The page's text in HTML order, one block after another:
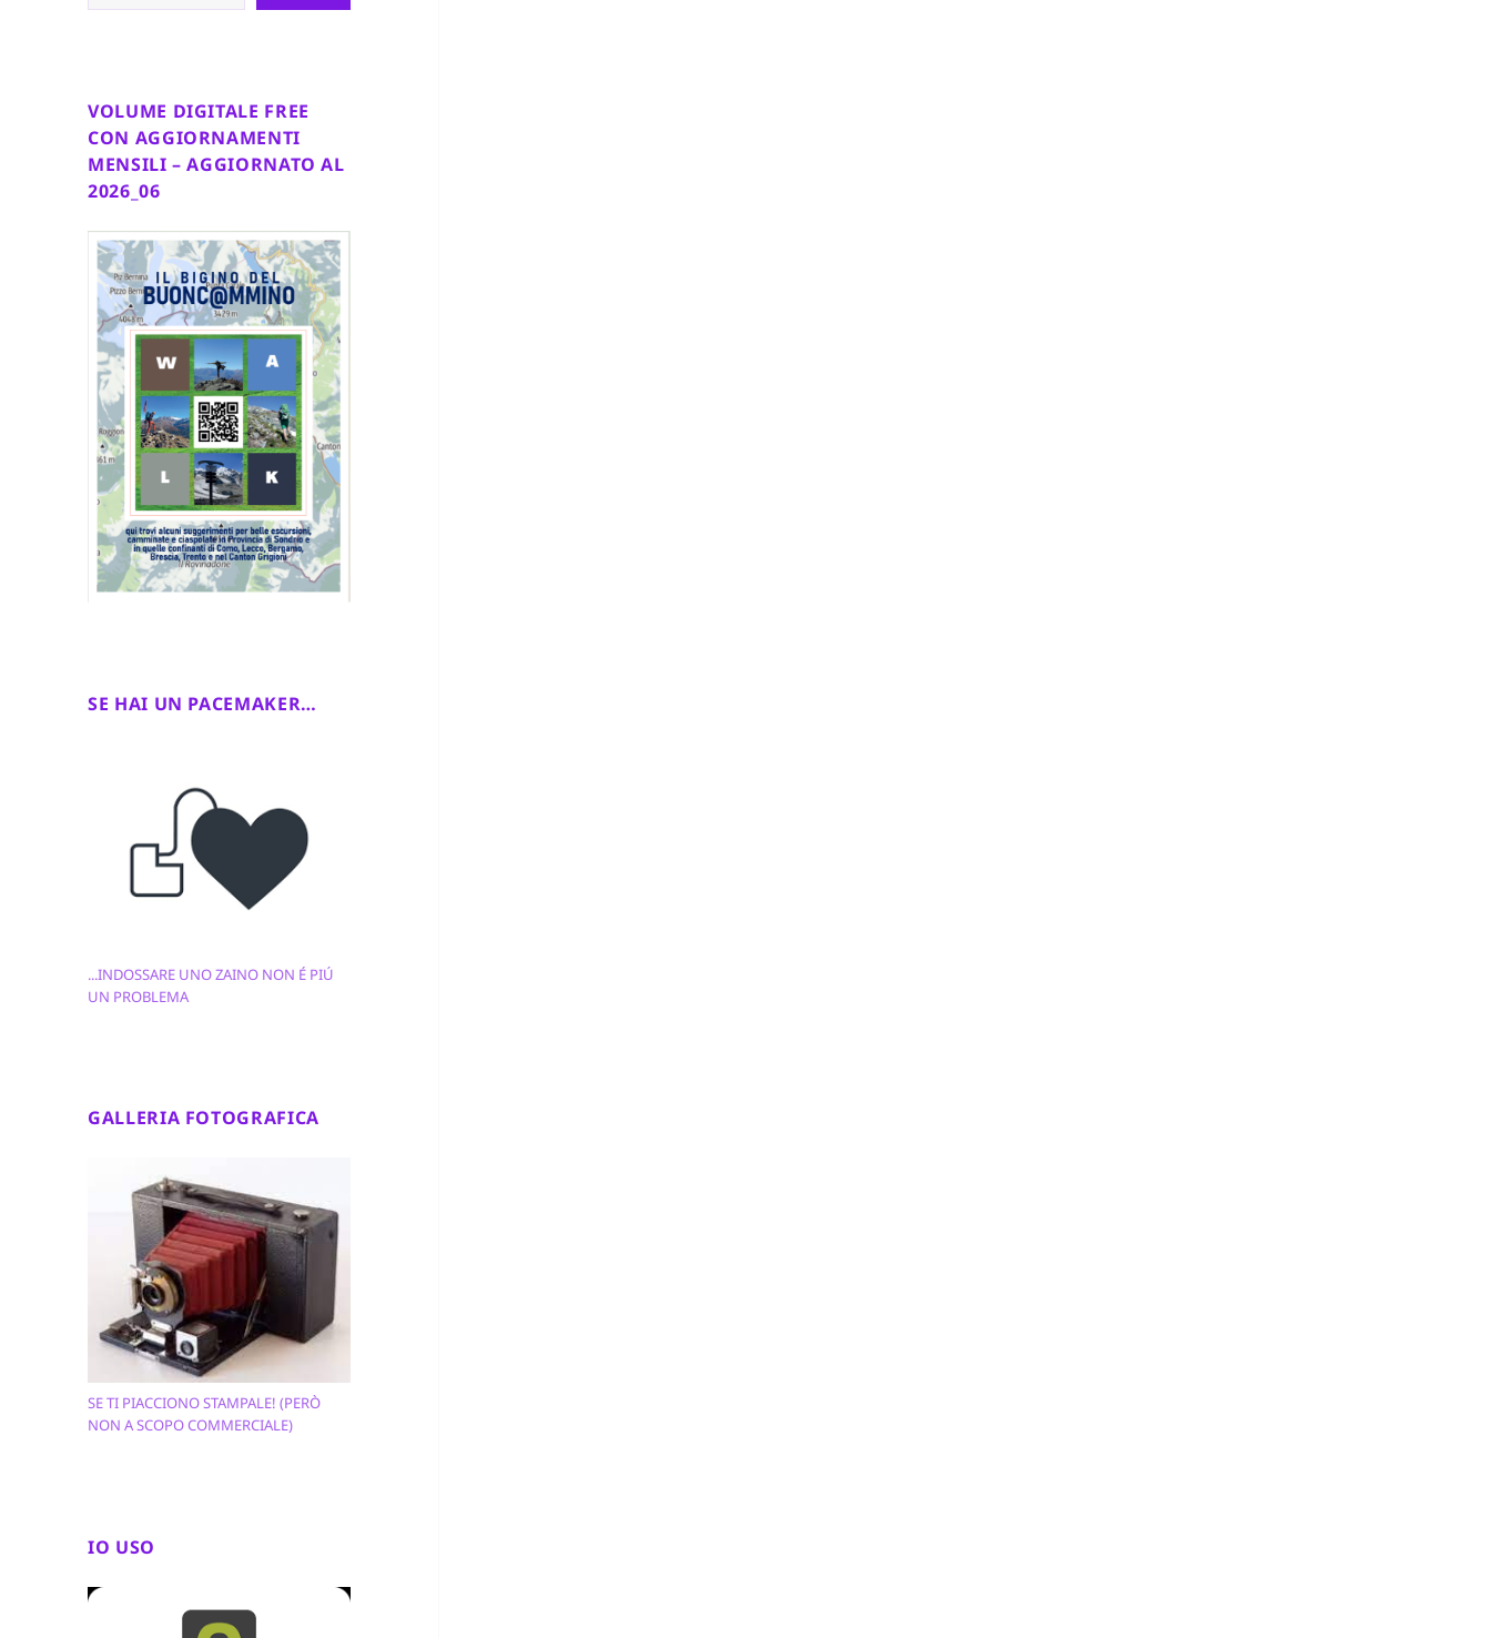
VOLUME DIGITALE FREE
CON AGGIORNAMENTI
MENSILI – AGGIORNATO AL
2026_06
SE HAI UN PACEMAKER…
...INDOSSARE UNO ZAINO NON É PIÚ
UN PROBLEMA
GALLERIA FOTOGRAFICA
SE TI PIACCIONO STAMPALE! (PERÒ
NON A SCOPO COMMERCIALE)
IO USO